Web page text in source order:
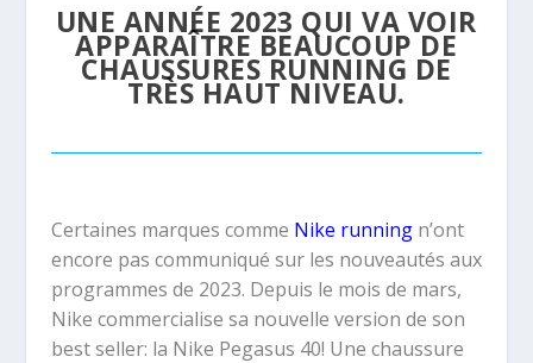
UNE ANNÉE 2023 QUI VA VOIR
APPARAÎTRE BEAUCOUP DE
CHAUSSURES RUNNING DE
TRÈS HAUT NIVEAU.
Certaines marques comme Nike runningn’ont
encore pas communiqué sur les nouveautés aux
programmes de 2023. Depuis le mois de mars,
Nike commercialise sa nouvelle version de son
best seller: la Nike Pegasus 40! Une chaussure